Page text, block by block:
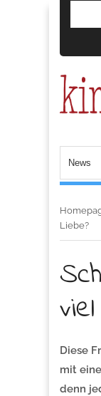
Liebe?
Diese
mit
denn